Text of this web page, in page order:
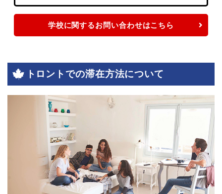
学校に関するお問い合わせはこちら
トロントでの滞在方法について